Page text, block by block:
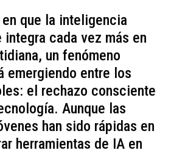
en que la inteligencia
cada vez más en
un fenómeno
emergiendo entre los
el rechazo consciente
Aunque las
han sido rápidas en
herramientas de IA en